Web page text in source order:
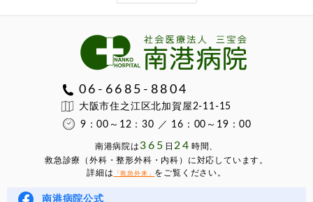
06-6685-8804
大阪市住之江区北加賀屋2-11-15
9：00～12：30 ／ 16：00～19：00
南港病院は365 ⽇ 24 時間、
救急診療（外科・整形外科・内科）に対応しています。
詳細は
「救急外来」 をご覧ください。
南港病院公式